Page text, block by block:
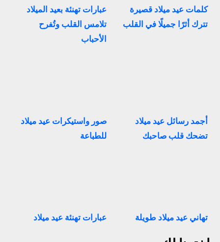
كلمات عيد ميلاد قصيرة
تترك أثرًا جميلًا في القلب
عبارات تهنئة بعيد الميلاد
تلامس القلب وتُفرح
الأحباب
أجمد رسائل عيد ميلاد
تضحك قلب صاحبك
صور واستيكرات عيد ميلاد
للطباعة
تهاني عيد ميلاد طويلة عبارات تهنئة عيد ميلاد